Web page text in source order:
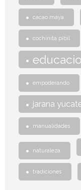
cacao maya
cochinita pibil
empoderando
jarana
manualidades
naturaleza
tradiciones